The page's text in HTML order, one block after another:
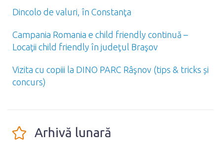
Dincolo de valuri, în Constanţa
Campania Romania e child friendly continuă –
Locaţii child friendly în judeţul Braşov
Vizita cu copiii la DINO PARC Râşnov (tips & tricks și
concurs)
Arhivă lunară